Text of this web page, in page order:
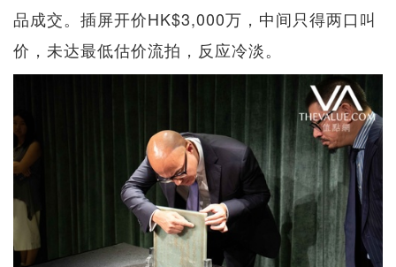
品成交。插屏开价HK$3,000万，中间只得两口叫
价，未达最低估价流拍，反应冷淡。